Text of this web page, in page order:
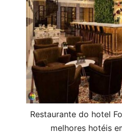
Restaurante do hotel
melhores hotéis